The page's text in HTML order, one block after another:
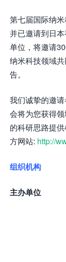
第七届国际纳
并已邀请到日
单位，将邀请
纳米科技领域
告。
我们诚挚的邀
会将为您获得
的科研思路提
方网站: http://
组织机构
主办单位